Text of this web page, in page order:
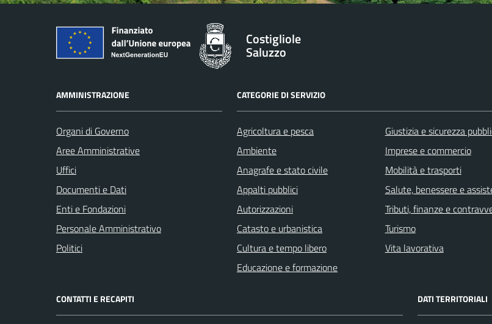
Costigliole
Saluzzo
AMMINISTRAZIONE
Organi di Governo
Aree Amministrative
Uffici
Documenti e Dati
Enti e Fondazioni
Personale Amministrativo
Politici
CATEGORIE DI SERVIZIO
Agricoltura e pesca
Ambiente
Anagrafe e stato civile
Appalti pubblici
Autorizzazioni
Catasto e urbanistica
Cultura e tempo libero
Educazione e formazione
Giustizia e sicurezza
Imprese e commercio
Mobilità e trasporti
Salute, benessere e
Tributi, finanze e
Turismo
Vita lavorativa
CONTATTI E RECAPITI DATI TERRITORIALI